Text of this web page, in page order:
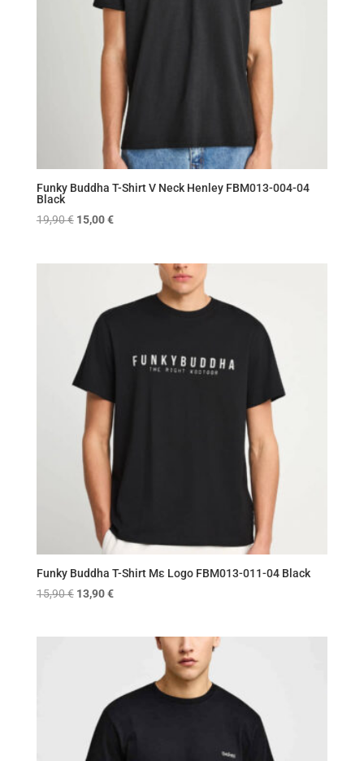
Funky Buddha T-Shirt V Neck Henley FBM013-004-04
Black
19,90€ Original
15,00€Η
15,00 €.
Funky Buddha T-Shirt Με Logo FBM013-011-04 Black
15,90€ Original
13,90€Η